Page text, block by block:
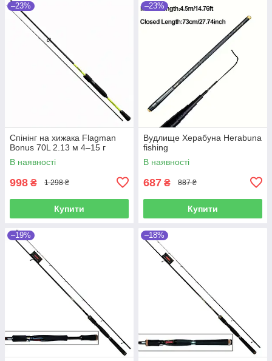
–23%
Спінінг на хижака Flagman
Bonus 70L 2.13 м 4–15 г
В наявності
998 ₴ 1 298 ₴
Купити
–23%
Вудлище Херабуна Herabuna
fishing
В наявності
687 ₴ 887 ₴
Купити
–19% –18%